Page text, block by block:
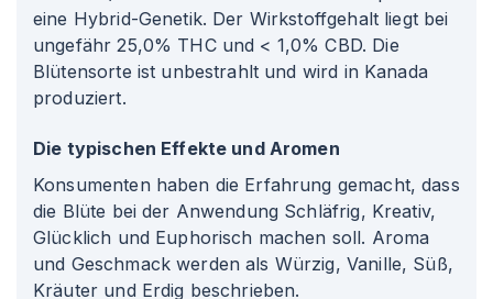
eine Hybrid-Genetik. Der Wirkstoffgehalt liegt bei
ungefähr 25,0% THC und < 1,0% CBD. Die
Blütensorte ist unbestrahlt und wird in Kanada
produziert.
Die typischen Effekte und Aromen
Konsumenten haben die Erfahrung gemacht, dass
die Blüte bei der Anwendung Schläfrig, Kreativ,
Glücklich und Euphorisch machen soll. Aroma
und Geschmack werden als Würzig, Vanille, Süß,
Kräuter und Erdig beschrieben.